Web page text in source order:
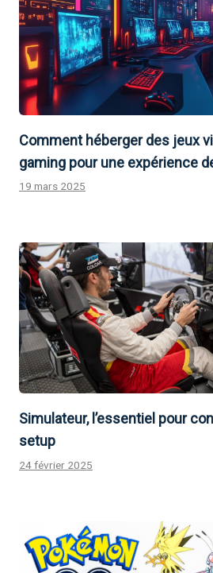
Comment héberger des jeux
gaming pour une expérience
19 mars 2025
Simulateur, l’essentiel pour
setup
24 février 2025